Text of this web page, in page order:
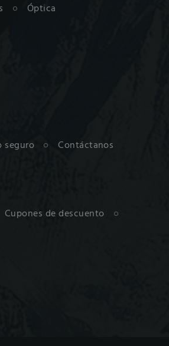
Óptica
seguro Contáctanos
Cupones de descuento